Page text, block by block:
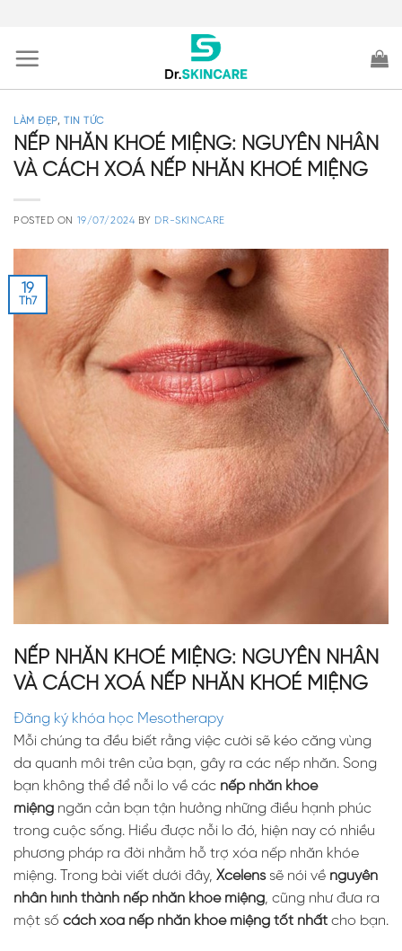
content
LÀM ĐẸP,TIN TỨC
NẾP NHĂN KHOÉ MIỆNG: NGUYÊN NHÂN
VÀ CÁCH XOÁ NẾP NHĂN KHOÉ MIỆNG
POSTED ON 19/07/2024 BY DR-SKINCARE
19
Th7
NẾP NHĂN KHOÉ MIỆNG: NGUYÊN NHÂN
VÀ CÁCH XOÁ NẾP NHĂN KHOÉ MIỆNG
Đăng ký khóa học Mesotherapy
Mỗi chúng ta đều biết rằng việc cười sẽ kéo căng vùng
da quanh môi trên của bạn, gây ra các nếp nhăn. Song
bạn không thể để nỗi lo về các nếp nhăn khóe
miệng ngăn cản bạn tận hưởng những điều hạnh phúc
trong cuộc sống. Hiểu được nỗi lo đó, hiện nay có nhiều
phương pháp ra đời nhằm hỗ trợ xóa nếp nhăn khóe
miệng. Trong bài viết dưới đây, Xcelenssẽ nói về nguyên
nhân hình thành nếp nhăn khóe miệng, cũng như đưa ra
một số cách xóa nếp nhăn khóe miệng tốt nhất cho bạn.